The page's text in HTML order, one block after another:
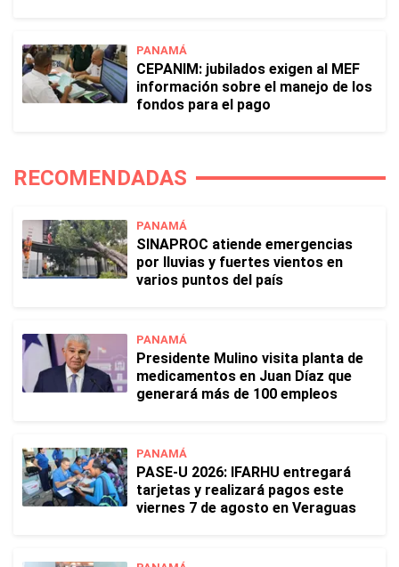
PANAMÁ
CEPANIM: jubilados exigen al MEF
información sobre el manejo de los
fondos para el pago
RECOMENDADAS
PANAMÁ
SINAPROC atiende emergencias
por lluvias y fuertes vientos en
varios puntos del país
PANAMÁ
Presidente Mulino visita planta de
medicamentos en Juan Díaz que
generará más de 100 empleos
PANAMÁ
PASE-U 2026: IFARHU entregará
tarjetas y realizará pagos este
viernes 7 de agosto en Veraguas